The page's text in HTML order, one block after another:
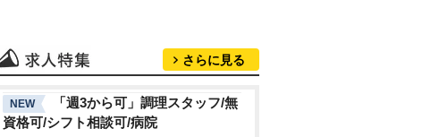
さらに見る
NEW
「週3から可」調理スタッフ/無
資格可/シフト相談可/病院